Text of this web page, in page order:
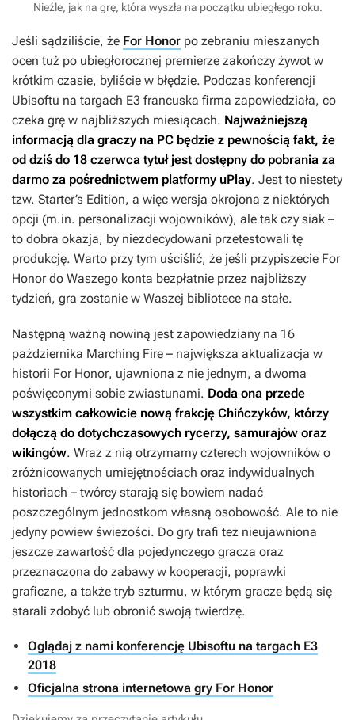
Nieźle, jak na grę, która wyszła na początku ubiegłego roku.
Jeśli sądziliście, że For Honor po zebraniu mieszanych
ocen tuż po ubiegłorocznej premierze zakończy żywot w
krótkim czasie, byliście w błędzie. Podczas konferencji
Ubisoftu na targach E3 francuska firma zapowiedziała, co
czeka grę w najbliższych miesiącach. Najważniejszą
informacją dla graczy na PC będzie z pewnością fakt, że
od dziś do 18 czerwca tytuł jest dostępny do pobrania za
darmo za pośrednictwem platformy uPlay. Jest to niestety
tzw. Starter’s Edition, a więc wersja okrojona z niektórych
opcji (m.in. personalizacji wojowników), ale tak czy siak –
to dobra okazja, by niezdecydowani przetestowali tę
produkcję. Warto przy tym uściślić, że jeśli przypiszecie For
Honordo Waszego konta bezpłatnie przez najbliższy
tydzień, gra zostanie w Waszej bibliotece na stałe.
Następną ważną nowiną jest zapowiedziany na 16
października Marching Fire – największa aktualizacja w
historii For Honor, ujawniona z nie jednym, a dwoma
poświęconymi sobie zwiastunami. Doda ona przede
wszystkim całkowicie nową frakcję Chińczyków, którzy
dołączą do dotychczasowych rycerzy, samurajów oraz
wikingów. Wraz z nią otrzymamy czterech wojowników o
zróżnicowanych umiejętnościach oraz indywidualnych
historiach – twórcy starają się bowiem nadać
poszczególnym jednostkom własną osobowość. Ale to nie
jedyny powiew świeżości. Do gry trafi też nieujawniona
jeszcze zawartość dla pojedynczego gracza oraz
przeznaczona do zabawy w kooperacji, poprawki
graficzne, a także tryb szturmu, w którym gracze będą się
starali zdobyć lub obronić swoją twierdzę.
Oglądaj z nami konferencję Ubisoftu na targach E3
2018
Oficjalna strona internetowa gry For Honor